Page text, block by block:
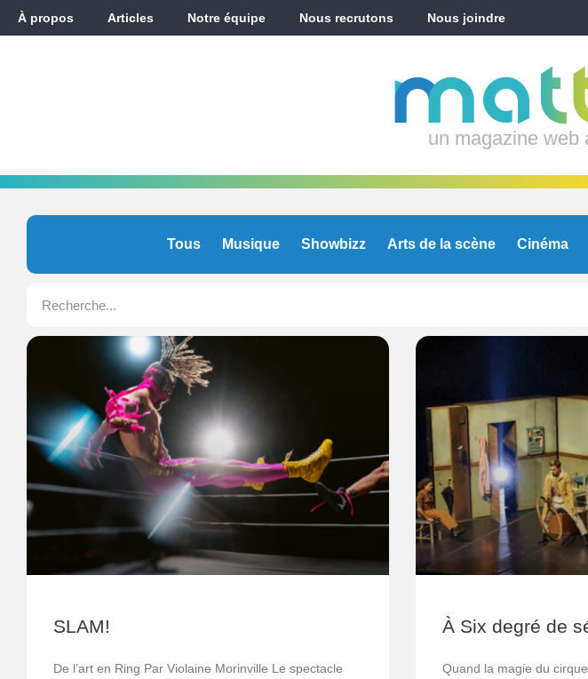
À propos Articles Notre équipe Nous recrutons Nous joindre
un magazine web
Tous Musique Showbizz Arts de la scène Cinéma
SLAM!
De l’art en Ring Par Violaine Morinville Le spectacle
À Six degré de
Quand la magie du